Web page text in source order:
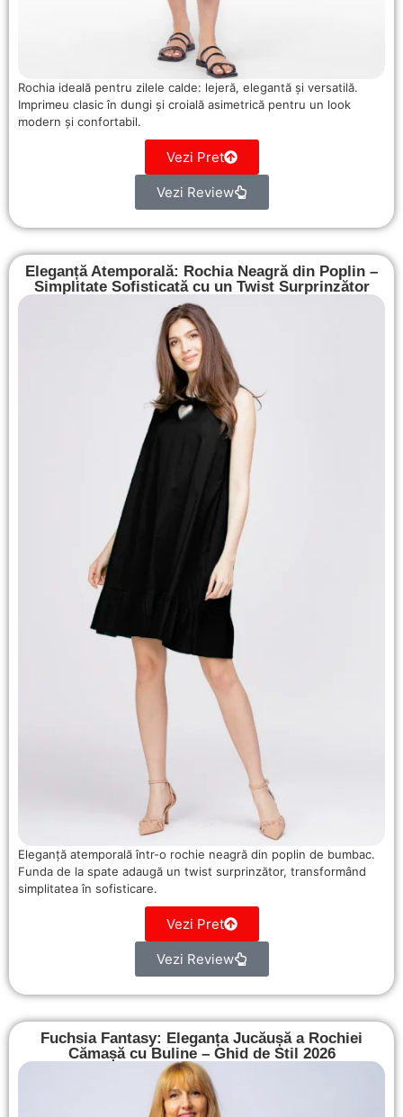
Rochia ideală pentru zilele calde: lejeră, elegantă și versatilă.
Imprimeu clasic în dungi și croială asimetrică pentru un look
modern și confortabil.
Vezi Pret
Vezi Review
Eleganță Atemporală: Rochia Neagră din Poplin –
Simplitate Sofisticată cu un Twist Surprinzător
Eleganță atemporală într-o rochie neagră din poplin de bumbac.
Funda de la spate adaugă un twist surprinzător, transformând
simplitatea în sofisticare.
Vezi Pret
Vezi Review
Fuchsia Fantasy: Eleganța Jucăușă a Rochiei
Cămașă cu Buline – Ghid de Stil 2026